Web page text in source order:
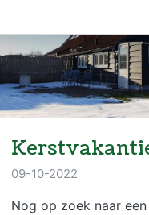
09-10-2022
Nog op zoek naar